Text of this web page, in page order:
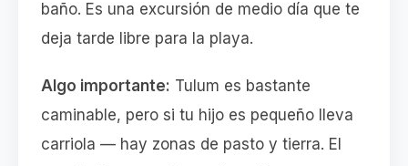
baño. Es una excursión de medio día que te
deja tarde libre para la playa.
Algo importante: Tulum es bastante
caminable, pero si tu hijo es pequeño lleva
carriola — hay zonas de pasto y tierra. El